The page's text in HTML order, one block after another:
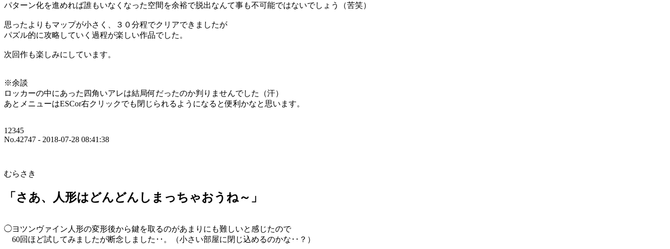
パターン化を進めれば誰もいなくなった空間を余裕で脱出なんて事も不可能ではないでしょう（苦笑）
思ったよりもマップが小さく、３０分程でクリアできましたが
パズル的に攻略していく過程が楽しい作品でした。
次回作も楽しみにしています。
※余談
ロッカーの中にあった四角いアレは結局何だったのか判りませんでした（汗）
あとメニューはESCor右クリックでも閉じられるようになると便利かなと思います。
12345
No.42747 - 2018-07-28 08:41:38
むらさき
「さあ、人形はどんどんしまっちゃおうね～」
◯ヨツンヴァイン人形の変形後から鍵を取るのがあまりにも難しいと感じたので
60回ほど試してみましたが断念しました･･。（小さい部屋に閉じ込めるのかな･･？）